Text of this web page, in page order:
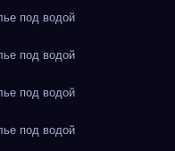
под водой
под водой
под водой
под водой